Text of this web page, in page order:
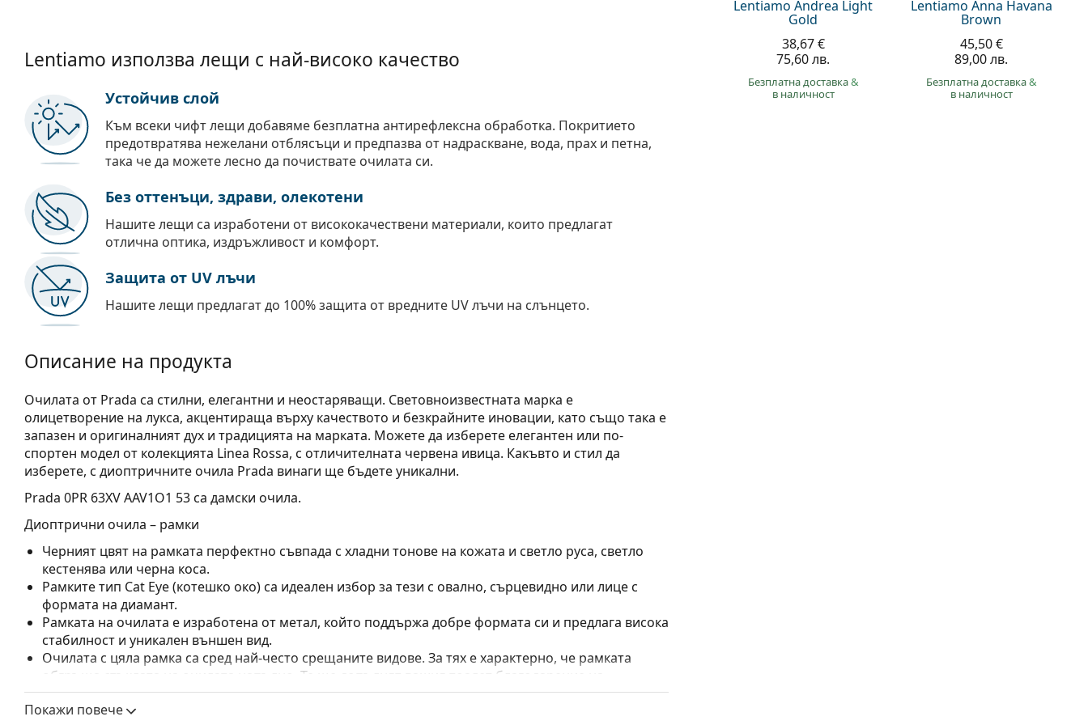
Lentiamo Andrea Light
Gold
38,67 €
75,60 лв.
Безплатна доставка&
в наличност
Lentiamo Anna Havana
Brown
45,50 €
89,00 лв.
Безплатна доставка&
в наличност
Lentiamo използва лещи с най-високо качество
Устойчив слой
Към всеки чифт лещи добавяме безплатна антирефлексна обработка. Покритието
предотвратява нежелани отблясъци и предпазва от надраскване, вода, прах и петна,
така че да можете лесно да почиствате очилата си.
Без оттенъци, здрави, олекотени
Нашите лещи са изработени от висококачествени материали, които предлагат
отлична оптика, издръжливост и комфорт.
Защита от UV лъчи
Нашите лещи предлагат до 100% защита от вредните UV лъчи на слънцето.
Описание на продукта
Очилата от Prada са стилни, елегантни и неостаряващи. Световноизвестната марка е
олицетворение на лукса, акцентираща върху качеството и безкрайните иновации, като също така е
запазен и оригиналният дух и традицията на марката. Можете да изберете елегантен или по-
спортен модел от колекцията Linea Rossa, с отличителната червена ивица. Какъвто и стил да
изберете, с диоптричните очила Prada винаги ще бъдете уникални.
Prada 0PR 63XV AAV1O1 53са дамски очила.
Диоптрични очила – рамки
Черният цвят на рамката перфектно съвпада с хладни тонове на кожата и светло руса, светло
кестенява или черна коса.
Рамките тип Cat Eye (котешко око) са идеален избор за тези с овално, сърцевидно или лице с
формата на диамант.
Рамката на очилата е изработена от метал, който поддържа добре формата си и предлага висока
стабилност и уникален външен вид.
Очилата с цяла рамка са сред най-често срещаните видове. За тях е характерно, че рамката
обгръща стъклата на очилата напълно. Те ще допълнят вашия тоалет благодарение на
запомнящия си дизайн. Едни от предимствата им са здравината, издръжливостта и фактът, че
рамката напълно обгръща лещата и така защитава срещу повреди. Този тип рамка е подходяща
Покажи повече